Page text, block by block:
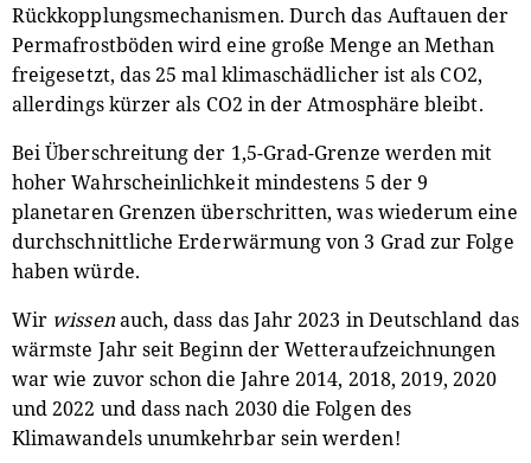
Rückkopplungsmechanismen. Durch das Auftauen der
Permafrostböden wird eine große Menge an Methan
freigesetzt, das 25 mal klimaschädlicher ist als CO2,
allerdings kürzer als CO2 in der Atmosphäre bleibt.
Bei Überschreitung der 1,5-Grad-Grenze werden mit
hoher Wahrscheinlichkeit mindestens 5 der 9
planetaren Grenzen überschritten, was wiederum eine
durchschnittliche Erderwärmung von 3 Grad zur Folge
haben würde.
Wir wissenauch, dass das Jahr 2023 in Deutschland das
wärmste Jahr seit Beginn der Wetteraufzeichnungen
war wie zuvor schon die Jahre 2014, 2018, 2019, 2020
und 2022 und dass nach 2030 die Folgen des
Klimawandels unumkehrbar sein werden!